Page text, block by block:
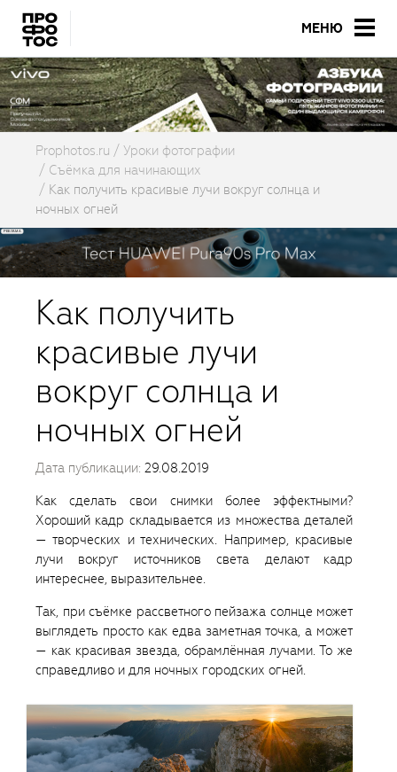
МЕНЮ
Prophotos.ru
Уроки фотографии
Съёмка для начинающих
Как получить красивые лучи вокруг солнца и
ночных огней
Как получить
красивые лучи
вокруг солнца и
ночных огней
Дата публикации: 29.08.2019
Как сделать свои снимки более эффектными?
Хороший кадр складывается из множества деталей
— творческих и технических. Например, красивые
лучи вокруг источников света делают кадр
интереснее, выразительнее.
Так, при съёмке рассветного пейзажа солнце может
выглядеть просто как едва заметная точка, а может
— как красивая звезда, обрамлённая лучами. То же
справедливо и для ночных городских огней.